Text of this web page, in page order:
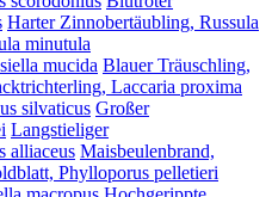
Harter Zinnobertäubling, Russula
minutula
mucida Blauer Träuschling,
Laccaria proxima
silvaticus Großer
Langstieliger
alliaceus Maisbeulenbrand,
Phylloporus pelletieri